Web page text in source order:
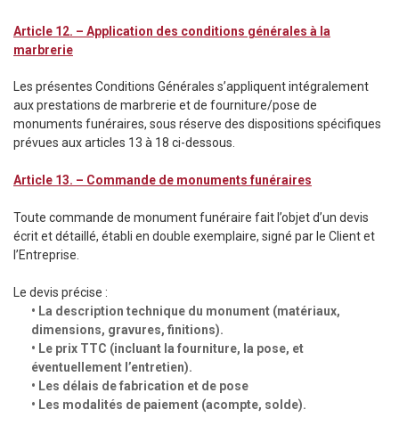
Article 12. – Application des conditions générales à la
marbrerie
Les présentes Conditions Générales s’appliquent intégralement
aux prestations de marbrerie et de fourniture/pose de
monuments funéraires, sous réserve des dispositions spécifiques
prévues aux articles 13 à 18 ci-dessous.
Article 13. – Commande de monuments funéraires
Toute commande de monument funéraire fait l’objet d’un devis
écrit et détaillé, établi en double exemplaire, signé par le Client et
l’Entreprise.
Le devis précise :
• La description technique du monument (matériaux,
dimensions, gravures, finitions).
• Le prix TTC (incluant la fourniture, la pose, et
éventuellement l’entretien).
• Les délais de fabrication et de pose
• Les modalités de paiement (acompte, solde).